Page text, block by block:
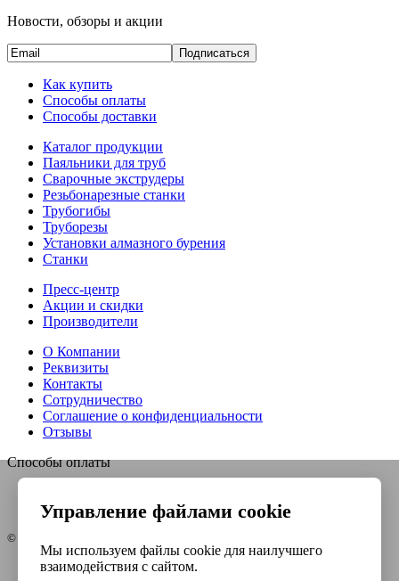
Управление файлами cookie
Мы используем файлы cookie для наилучшего
взаимодействия с сайтом.
Новости, обзоры и акции
Подписаться
Как купить
Способы оплаты
Способы доставки
Каталог продукции
Паяльники для труб
Сварочные экструдеры
Резьбонарезные станки
Трубогибы
Труборезы
Установки алмазного бурения
Станки
Пресс-центр
Акции и скидки
Производители
О Компании
Реквизиты
Контакты
Сотрудничество
Соглашение о конфиденциальности
Отзывы
Способы оплаты
© Интернет-магазин Евро-инструмент, 2026
Контакты